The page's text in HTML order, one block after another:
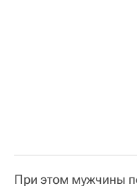
При этом мужчины